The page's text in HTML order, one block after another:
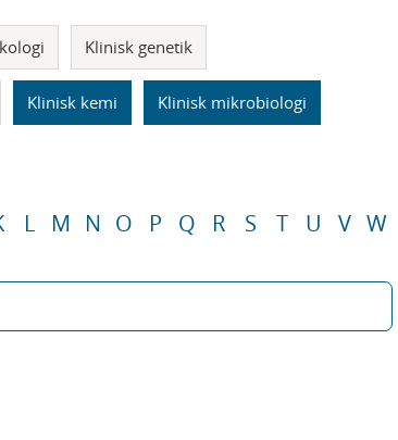
Klinisk genetik
Klinisk kemi Klinisk mikrobiologi
L M N O P Q R S T U V W